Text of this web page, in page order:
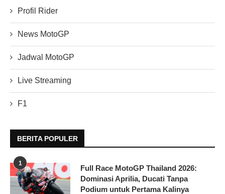
Profil Rider
News MotoGP
Jadwal MotoGP
Live Streaming
F1
BERITA POPULER
1
Full Race MotoGP Thailand 2026:
Dominasi Aprilia, Ducati Tanpa
Podium untuk Pertama Kalinya